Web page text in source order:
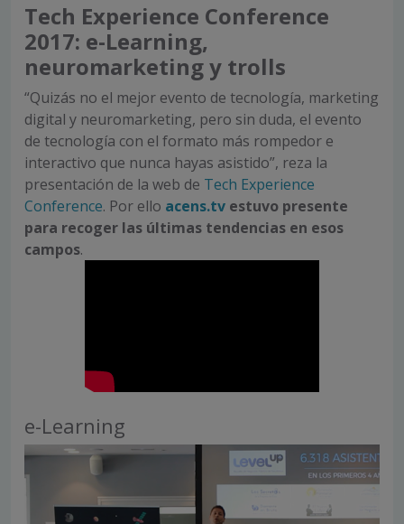
Tech Experience Conference
2017: e-Learning,
neuromarketing y trolls
“Quizás no el mejor evento de tecnología, marketing
digital y neuromarketing, pero sin duda, el evento
de tecnología con el formato más rompedor e
interactivo que nunca hayas asistido”, reza la
presentación de la web de Tech Experience
Conference. Por ello acens.tv estuvo presente
para recoger las últimas tendencias en esos
campos.
e-Learning